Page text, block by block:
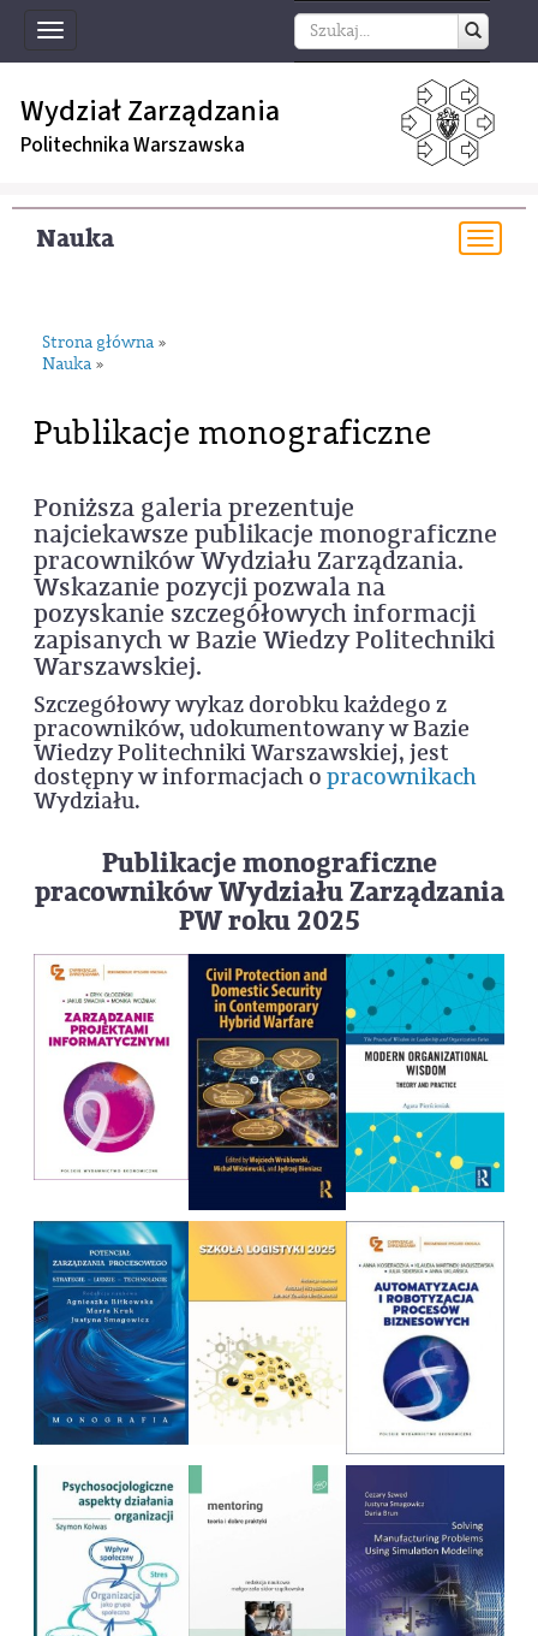
Toggle
navigation
Wydział Zarządzania
Politechnika Warszawska
Nauka
Strona główna »
Nauka »
Publikacje monograficzne
Poniższa galeria prezentuje
najciekawsze publikacje monograficzne
pracowników Wydziału Zarządzania.
Wskazanie pozycji pozwala na
pozyskanie szczegółowych informacji
zapisanych w Bazie Wiedzy Politechniki
Warszawskiej.
Szczegółowy wykaz dorobku każdego z
pracowników, udokumentowany w Bazie
Wiedzy Politechniki Warszawskiej, jest
dostępny w informacjach opracownikach
Wydziału.
Publikacje monograficzne
pracowników Wydziału Zarządzania
PW roku 2025